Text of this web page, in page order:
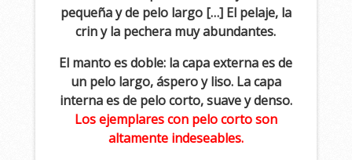
pequeña y de pelo largo […] El pelaje, la
crin y la pechera muy abundantes.
El manto es doble: la capa externa es de
un pelo largo, áspero y liso. La capa
interna es de pelo corto, suave y denso.
Los ejemplares con pelo corto son
altamente indeseables.